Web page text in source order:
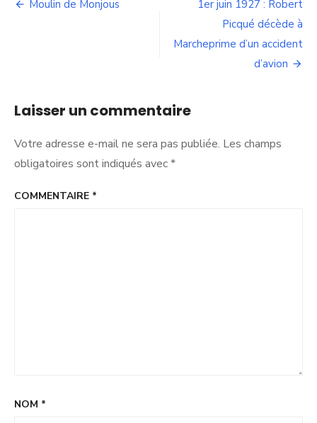
Navigation
Moulin de Monjous
1er juin 1927 : Robert
Picqué décède à
Marcheprime d’un accident
d’avion
Laisser un commentaire
Votre adresse e-mail ne sera pas publiée. Les champs
obligatoires sont indiqués avec*
COMMENTAIRE *
NOM *